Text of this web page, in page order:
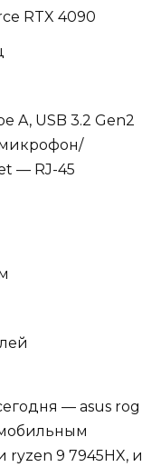
RTX 4090
A, USB 3.2 Gen2
микрофон/
— RJ-45
— asus rog
9 7945HX, и